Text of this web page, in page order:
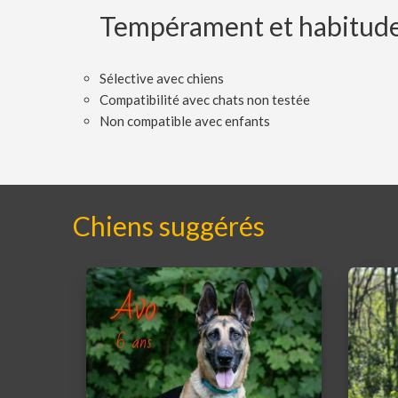
Tempérament et
Sélective avec chiens
Compatibilité avec chats non testée
Non compatible avec enfants
Chiens suggérés